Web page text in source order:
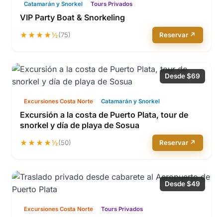
Catamarán y Snorkel Tours Privados
VIP Party Boat & Snorkeling
★★★★½(75) Reservar ↗
Desde $69
Excursiones Costa Norte Catamarán y Snorkel
Excursión a la costa de Puerto Plata, tour de
snorkel y día de playa de Sosua
★★★★½(50) Reservar ↗
Desde $49
Excursiones Costa Norte Tours Privados